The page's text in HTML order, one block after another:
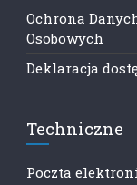
Ochrona
Osobowych
Deklaracja
Techniczne
Poczta